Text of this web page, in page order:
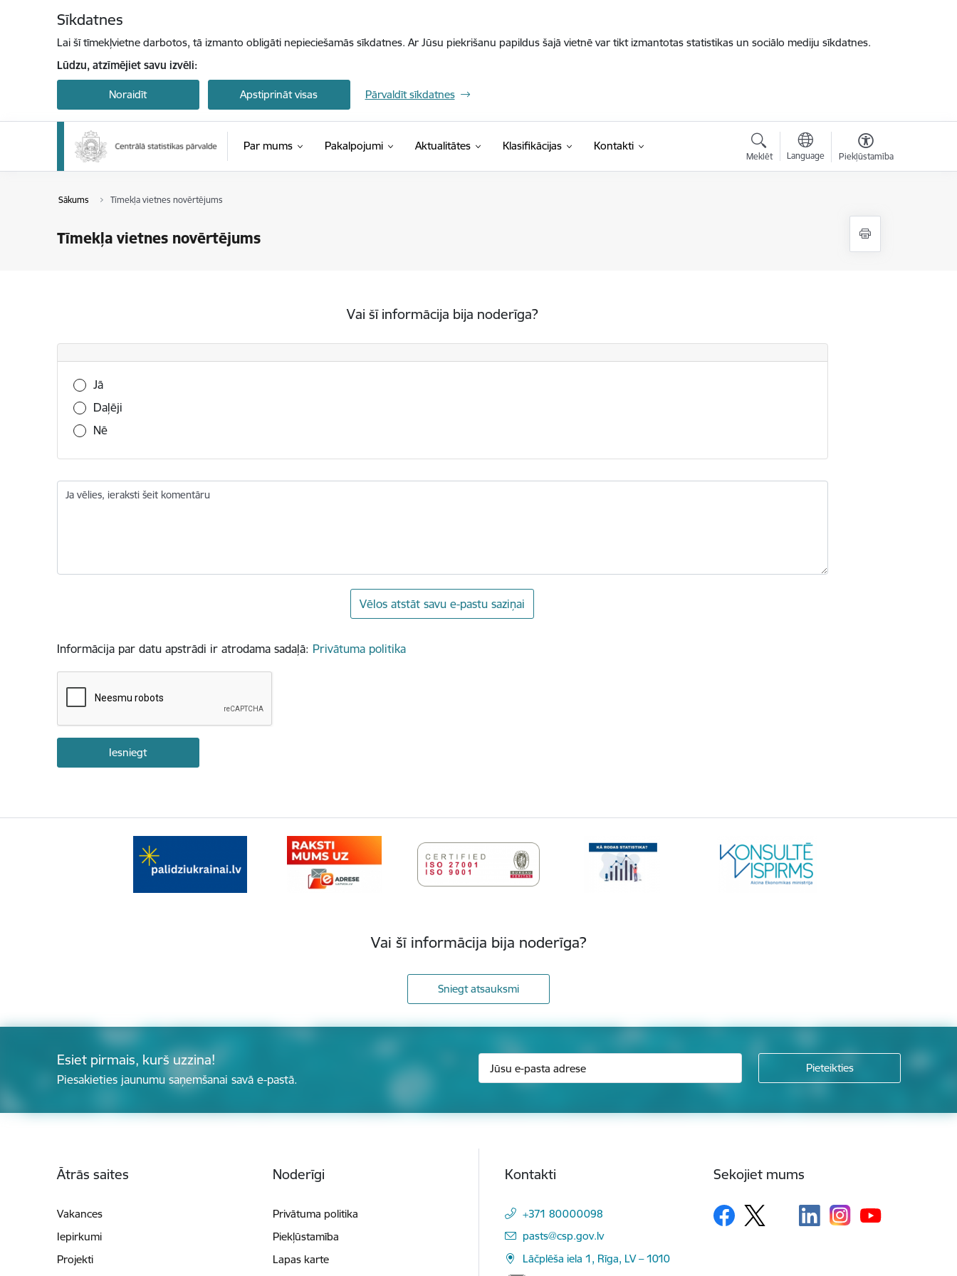
Sīkdatnes
Lai šī tīmekļvietne darbotos, tā izmanto obligāti nepieciešamās sīkdatnes. Ar Jūsu piekrišanu papildus šajā vietnē var tikt izmantotas statistikas un sociālo mediju sīkdatnes.
Lūdzu, atzīmējiet savu izvēli:
Noraidīt Apstiprināt visas Pārvaldīt sīkdatnes
Par mums Pakalpojumi Aktualitātes Klasifikācijas(Ārējā saite)
Kontakti
Meklēt Language Piekļūstamība
Sākums Tīmekļa vietnes novērtējums
Tīmekļa vietnes novērtējums
Vai šī informācija bija noderīga?
Vai šī informācija bija noderīga?
Jā
Daļēji
Nē
Ja vēlies, ieraksti šeit komentāru
Vēlos atstāt savu e-pastu saziņai
Informācija par datu apstrādi ir atrodama sadaļā: Privātuma politika
Vai šī informācija bija noderīga?
Sniegt atsauksmi
Esiet pirmais, kurš uzzina!
Piesakieties jaunumu saņemšanai savā e-pastā.
Ātrās saites
Vakances
Iepirkumi
Projekti
Noderīgi
Privātuma politika
Piekļūstamība
Lapas karte
Kontakti
+371 80000098
E-pasts:
pasts@csp.gov.lv
Lāčplēša iela 1, Rīga, LV – 1010
Sekojiet mums